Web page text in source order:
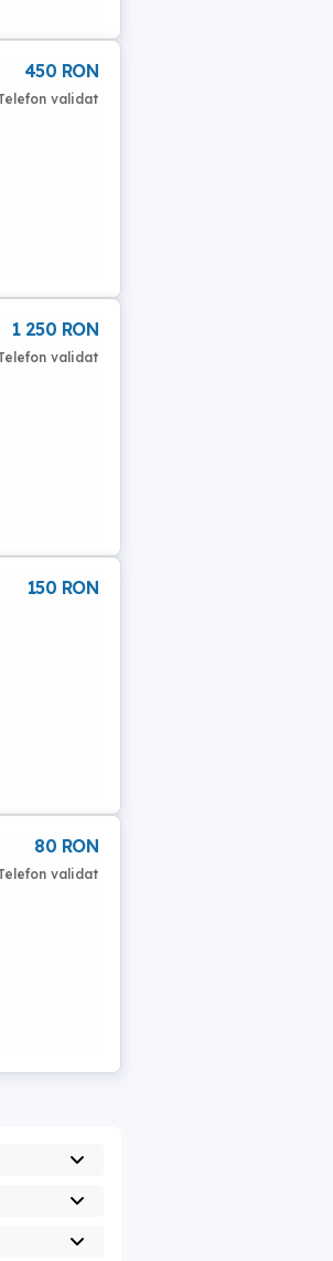
450 RON
validat
1 250 RON
validat
150 RON
80 RON
validat